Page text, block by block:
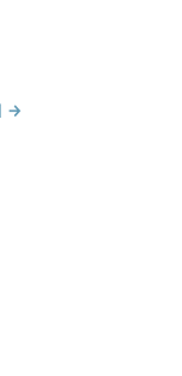
→